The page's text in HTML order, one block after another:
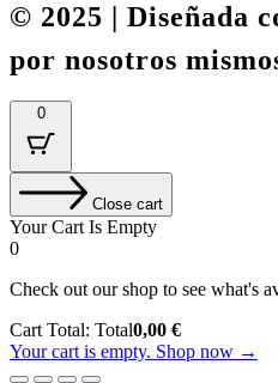
© 2025 | Diseñada
por nosotros
0
Close cart
Your Cart Is Empty
0
Check out our shop to see what's
Cart Total: Total0,00 €
Your cart is empty. Shop now →